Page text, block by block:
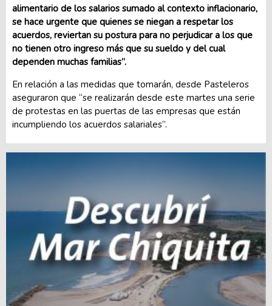
alimentario de los salarios sumado al contexto inflacionario,
se hace urgente que quienes se niegan a respetar los
acuerdos, reviertan su postura para no perjudicar a los que
no tienen otro ingreso más que su sueldo y del cual
dependen muchas familias”.
En relación a las medidas que tomarán, desde Pasteleros
aseguraron que “se realizarán desde este martes una serie
de protestas en las puertas de las empresas que están
incumpliendo los acuerdos salariales”.